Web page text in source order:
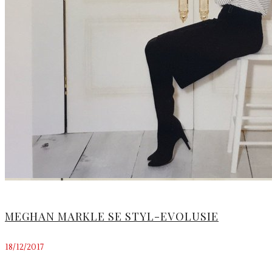
MEGHAN MARKLE SE STYL-EVOLUSIE
18/12/2017